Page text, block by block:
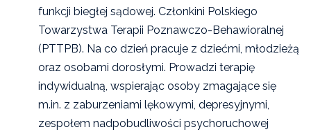
funkcji biegłej sądowej. Członkini Polskiego
Towarzystwa Terapii Poznawczo-Behawioralnej
(PTTPB). Na co dzień pracuje z dziećmi, młodzieżą
oraz osobami dorosłymi. Prowadzi terapię
indywidualną, wspierając osoby zmagające się
m.in. z zaburzeniami lękowymi, depresyjnymi,
zespołem nadpobudliwości psychoruchowej